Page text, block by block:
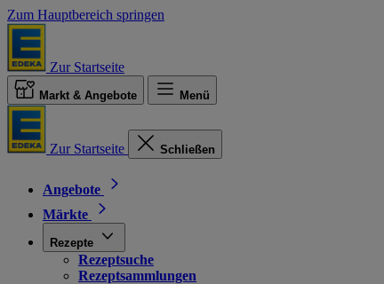
Zum Hauptbereich springen
Zur Startseite
Markt & Angebote Menü
Zur Startseite Schließen
Angebote
Märkte
Rezepte
Rezeptsuche
Rezeptsammlungen